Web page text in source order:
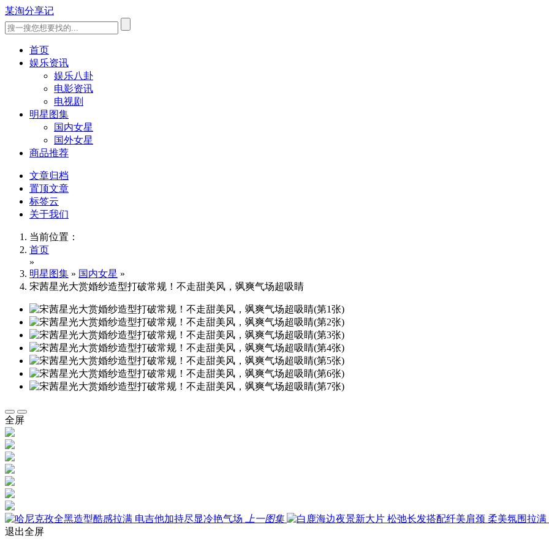
某淘分享记
首页
娱乐资讯
娱乐八卦
电影资讯
电视剧
明星图集
国内女星
国外女星
商品推荐
文章归档
置顶文章
标签云
关于我们
当前位置：
首页
»
明星图集 » 国内女星 »
宋茜星光大赏婚纱造型打破常规！不走甜美风，飒爽气场超吸睛
全屏
上一图集
退出全屏